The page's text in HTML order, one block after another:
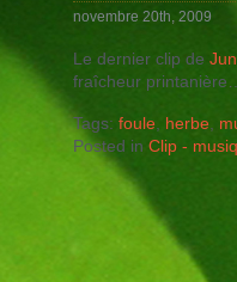
novembre 20th, 2009
Le dernier clip de
fraîcheur
Tags: foule, herbe,
Posted in Clip -